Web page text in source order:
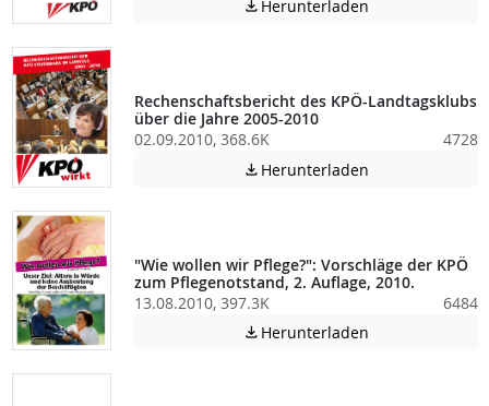
 Herunterladen
Rechenschaftsbericht des KPÖ-Landtagsklubs
über die Jahre 2005-2010
02.09.2010, 368.6K
4728
 Herunterladen
"Wie wollen wir Pflege?": Vorschläge der KPÖ
zum Pflegenotstand, 2. Auflage, 2010.
13.08.2010, 397.3K
6484
 Herunterladen